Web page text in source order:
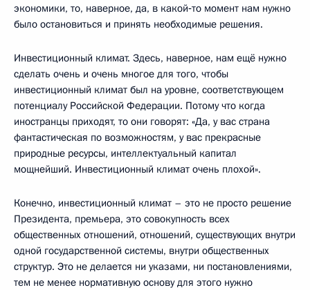
экономики, то, наверное, да, в какой‑то момент нам нужно
было остановиться и принять необходимые решения.
Инвестиционный климат. Здесь, наверное, нам ещё нужно
сделать очень и очень многое для того, чтобы
инвестиционный климат был на уровне, соответствующем
потенциалу Российской Федерации. Потому что когда
иностранцы приходят, то они говорят: «Да, у вас страна
фантастическая по возможностям, у вас прекрасные
природные ресурсы, интеллектуальный капитал
мощнейший. Инвестиционный климат очень плохой».
Конечно, инвестиционный климат – это не просто решение
Президента, премьера, это совокупность всех
общественных отношений, отношений, существующих внутри
одной государственной системы, внутри общественных
структур. Это не делается ни указами, ни постановлениями,
тем не менее нормативную основу для этого нужно